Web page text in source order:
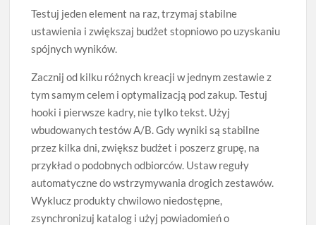
Testuj jeden element na raz, trzymaj stabilne
ustawienia i zwiększaj budżet stopniowo po uzyskaniu
spójnych wyników.
Zacznij od kilku różnych kreacji w jednym zestawie z
tym samym celem i optymalizacją pod zakup. Testuj
hooki i pierwsze kadry, nie tylko tekst. Użyj
wbudowanych testów A/B. Gdy wyniki są stabilne
przez kilka dni, zwiększ budżet i poszerz grupę, na
przykład o podobnych odbiorców. Ustaw reguły
automatyczne do wstrzymywania drogich zestawów.
Wyklucz produkty chwilowo niedostępne,
zsynchronizuj katalog i użyj powiadomień o